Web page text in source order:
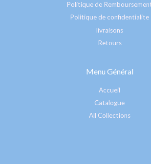
Politique de
Politique de confidentialite
livraisons
Retours
Menu Général
Accueil
Catalogue
All Collections